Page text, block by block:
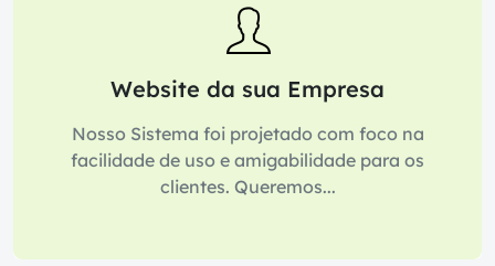
Website da sua Empresa
Nosso Sistema foi projetado com foco na
facilidade de uso e amigabilidade para os
clientes. Queremos...